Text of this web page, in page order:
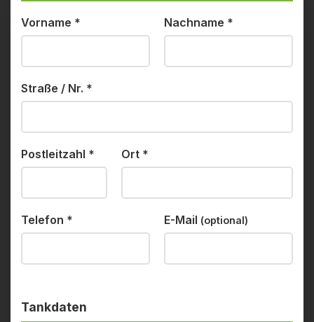
Vorname * Nachname *
Straße / Nr. *
Postleitzahl * Ort *
Telefon * E-Mail (optional)
Tankdaten